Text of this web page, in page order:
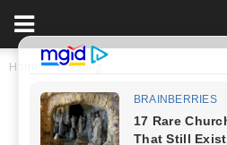
Home Đời sống